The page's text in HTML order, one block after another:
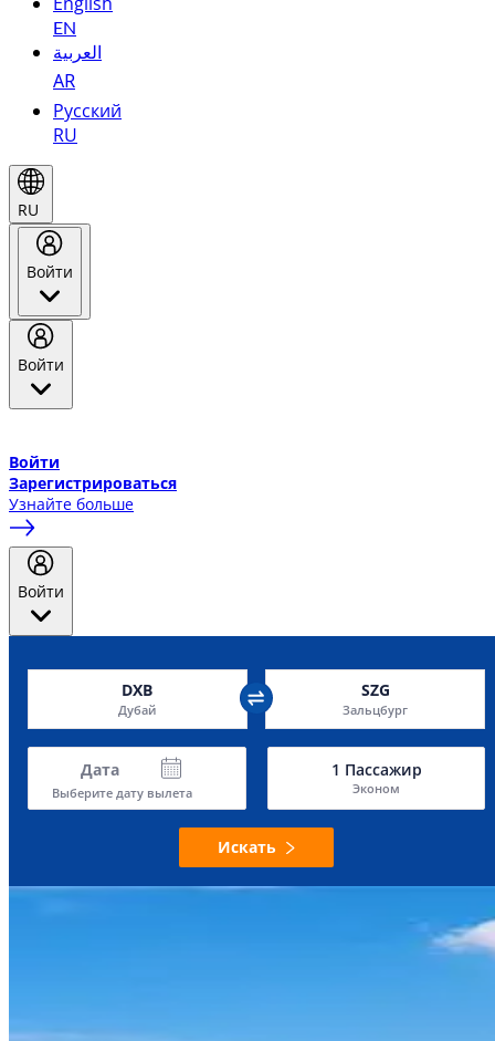
EN
العربية
AR
Русский
RU
RU
Войти
Войти
Войти
Зарегистрироваться
Узнайте больше
Войти
DXB
Дубай
SZG
Зальцбург
Дата
Выберите дату вылета
1 Пассажир
Эконом
Искать